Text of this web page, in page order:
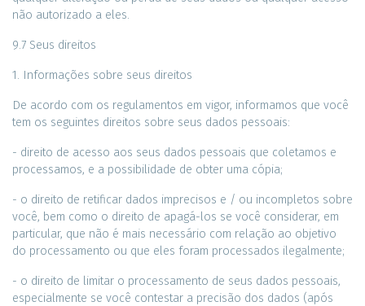
não autorizado a eles.
9.7 Seus direitos
1. Informações sobre seus direitos
De acordo com os regulamentos em vigor, informamos que você
tem os seguintes direitos sobre seus dados pessoais:
- direito de acesso aos seus dados pessoais que coletamos e
processamos, e a possibilidade de obter uma cópia;
- o direito de retificar dados imprecisos e / ou incompletos sobre
você, bem como o direito de apagá-los se você considerar, em
particular, que não é mais necessário com relação ao objetivo
do processamento ou que eles foram processados ​​ilegalmente;
- o direito de limitar o processamento de seus dados pessoais,
especialmente se você contestar a precisão dos dados (após